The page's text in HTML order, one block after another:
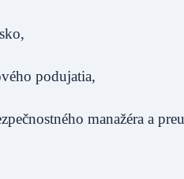
podujatia,
manažéra a